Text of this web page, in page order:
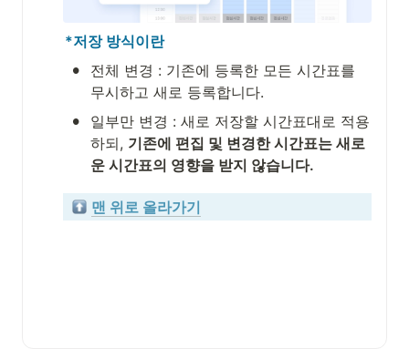
*저장 방식이란
•
전체 변경 : 기존에 등록한 모든 시간표를
무시하고 새로 등록합니다.
•
일부만 변경 : 새로 저장할 시간표대로 적용
하되, 기존에 편집 및 변경한 시간표는 새로
운 시간표의 영향을 받지 않습니다.
맨 위로 올라가기